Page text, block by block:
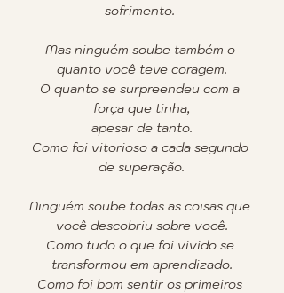
sofrimento.
Mas ninguém soube também o
quanto você teve coragem.
O quanto se surpreendeu com a
força que tinha,
apesar de tanto.
Como foi vitorioso a cada segundo
de superação.
Ninguém soube todas as coisas que
você descobriu sobre você.
Como tudo o que foi vivido se
transformou em aprendizado.
Como foi bom sentir os primeiros